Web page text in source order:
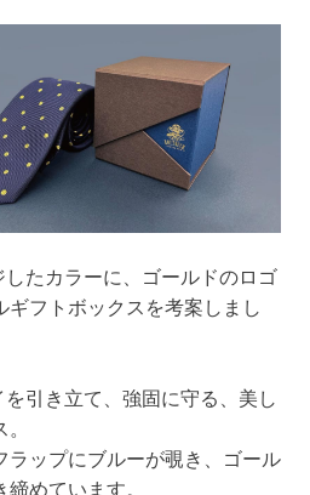
たカラーに、ゴールドのロゴ
ギフトボックスを考案しまし
引き立て、強固に守る、美し
ラップにブルーが覗き、ゴール
めています。